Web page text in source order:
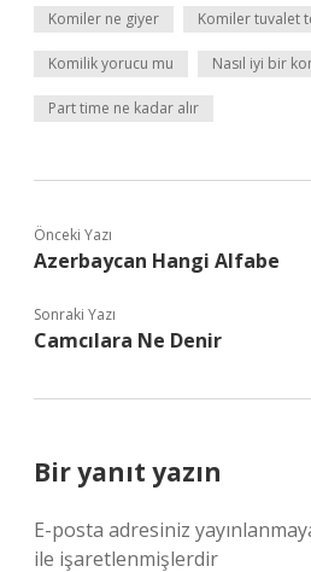
Komiler ne giyer Komiler tuvalet
Komilik yorucu mu Nasıl iyi bir
Part time ne kadar alır
Önceki Yazı
Azerbaycan Hangi Alfabe
Sonraki Yazı
Camcılara Ne Denir
Bir yanıt yazın
E-posta adresiniz
ile işaretlenmişlerdir